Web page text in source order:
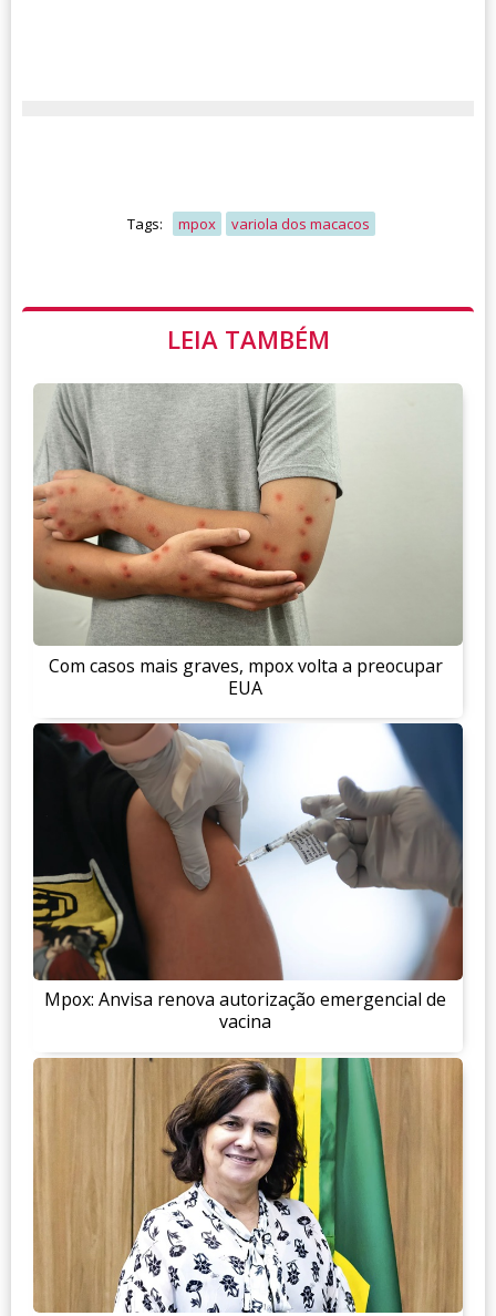
Tags: mpox variola dos macacos
LEIA TAMBÉM
Com casos mais graves, mpox volta a preocupar
EUA
Mpox: Anvisa renova autorização emergencial de
vacina